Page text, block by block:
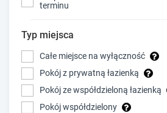
terminu
Typ miejsca
Całe miejsce na wyłączność
Pokój z prywatną łazienką
Pokój ze współdzieloną łazienką
Pokój współdzielony